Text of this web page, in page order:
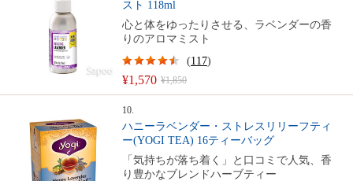
スト 118ml
心と体をゆったりさせる、ラベンダーの香
りのアロマミスト
¥1,570 ¥1,850
(117)
10.
ハニーラベンダー・ストレスリリーフティ
ー(YOGI TEA) 16ティーバッグ
「気持ちが落ち着く」と口コミで人気、香
り豊かなブレンドハーブティー